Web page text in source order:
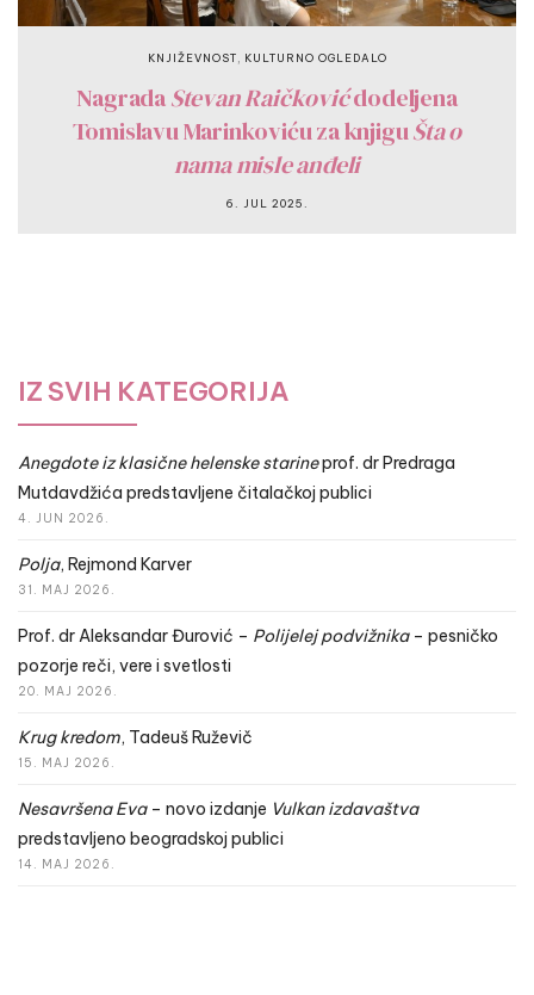
KNJIŽEVNOST, KULTURNO OGLEDALO
NagradaStevan Raičkovićdodeljena
Tomislavu Marinkoviću za knjiguŠta o
nama misle anđeli
6. JUL 2025.
IZ SVIH KATEGORIJA
Anegdote iz klasične helenske starineprof. dr Predraga
Mutdavdžića predstavljene čitalačkoj publici
4. JUN 2026.
Polja, Rejmond Karver
31. MAJ 2026.
Prof. dr Aleksandar Đurović – Polijelej podvižnika– pesničko
pozorje reči, vere i svetlosti
20. MAJ 2026.
Krug kredom, Tadeuš Ruževič
15. MAJ 2026.
Nesavršena Eva– novo izdanje Vulkan izdavaštva
predstavljeno beogradskoj publici
14. MAJ 2026.